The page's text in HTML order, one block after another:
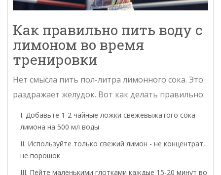
Как правильно пить воду с
лимоном во время
тренировки
Нет смысла пить пол-литра лимонного сока. Это
раздражает желудок. Вот как делать правильно:
Добавьте 1-2 чайные ложки свежевыжатого сока
лимона на 500 мл воды
Используйте только свежий лимон - не концентрат,
не порошок
Пейте маленькими глотками каждые 15-20 минут во